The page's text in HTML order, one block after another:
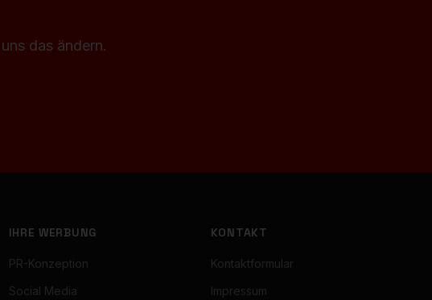
das ändern.
IHRE WERBUNG
PR-Konzeption
Social Media
KONTAKT
Kontaktformular
Impressum